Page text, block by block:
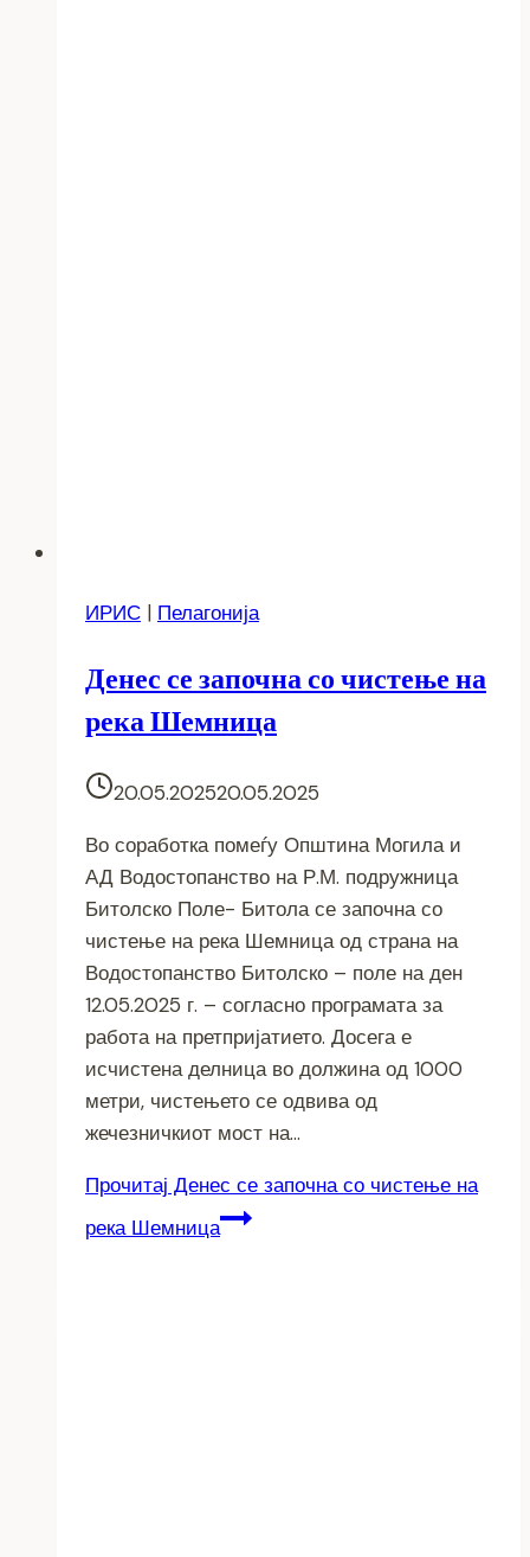
ИРИС | Пелагонија
Денес се започна со чистење на
река Шемница
20.05.202520.05.2025
Во соработка помеѓу Општина Могила и
АД Водостопанство на Р.М. подружница
Битолско Поле- Битола се започна со
чистење на река Шемница од страна на
Водостопанство Битолско – поле на ден
12.05.2025 г. – согласно програмата за
работа на претпријатието. Досега е
исчистена делница во должина од 1000
метри, чистењето се одвива од
жечезничкиот мост на…
Прочитај Денес се започна со чистење на
река Шемница